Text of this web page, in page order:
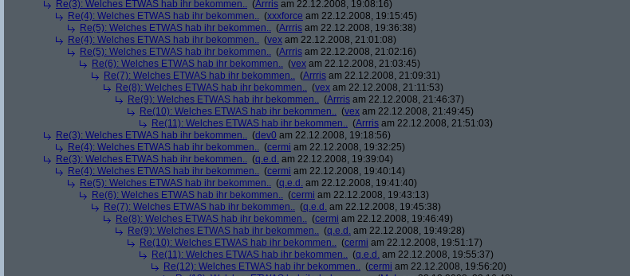
Re(3): Welches ETWAS hab ihr bekommen.. (Arrris am 22.12.2008, 19:08:16)
Re(4): Welches ETWAS hab ihr bekommen.. (xxxforce am 22.12.2008, 19:15:45)
Re(5): Welches ETWAS hab ihr bekommen.. (Arrris am 22.12.2008, 19:36:38)
Re(4): Welches ETWAS hab ihr bekommen.. (vex am 22.12.2008, 21:01:08)
Re(5): Welches ETWAS hab ihr bekommen.. (Arrris am 22.12.2008, 21:02:16)
Re(6): Welches ETWAS hab ihr bekommen.. (vex am 22.12.2008, 21:03:45)
Re(7): Welches ETWAS hab ihr bekommen.. (Arrris am 22.12.2008, 21:09:31)
Re(8): Welches ETWAS hab ihr bekommen.. (vex am 22.12.2008, 21:11:53)
Re(9): Welches ETWAS hab ihr bekommen.. (Arrris am 22.12.2008, 21:46:37)
Re(10): Welches ETWAS hab ihr bekommen.. (vex am 22.12.2008, 21:49:45)
Re(11): Welches ETWAS hab ihr bekommen.. (Arrris am 22.12.2008, 21:51:03)
Re(3): Welches ETWAS hab ihr bekommen.. (dev0 am 22.12.2008, 19:18:56)
Re(4): Welches ETWAS hab ihr bekommen.. (cermi am 22.12.2008, 19:32:25)
Re(3): Welches ETWAS hab ihr bekommen.. (q.e.d. am 22.12.2008, 19:39:04)
Re(4): Welches ETWAS hab ihr bekommen.. (cermi am 22.12.2008, 19:40:14)
Re(5): Welches ETWAS hab ihr bekommen.. (q.e.d. am 22.12.2008, 19:41:40)
Re(6): Welches ETWAS hab ihr bekommen.. (cermi am 22.12.2008, 19:43:13)
Re(7): Welches ETWAS hab ihr bekommen.. (q.e.d. am 22.12.2008, 19:45:38)
Re(8): Welches ETWAS hab ihr bekommen.. (cermi am 22.12.2008, 19:46:49)
Re(9): Welches ETWAS hab ihr bekommen.. (q.e.d. am 22.12.2008, 19:49:28)
Re(10): Welches ETWAS hab ihr bekommen.. (cermi am 22.12.2008, 19:51:17)
Re(11): Welches ETWAS hab ihr bekommen.. (q.e.d. am 22.12.2008, 19:55:37)
Re(12): Welches ETWAS hab ihr bekommen.. (cermi am 22.12.2008, 19:56:20)